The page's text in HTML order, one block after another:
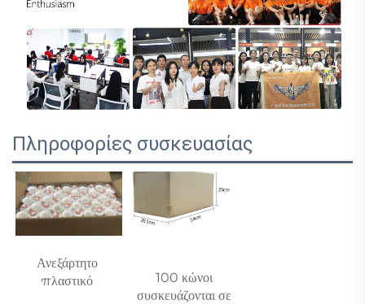
Πληροφορίες συσκευασίας
Ανεξάρτητο
πλαστικό
100 κώνοι
συσκευάζονται σε